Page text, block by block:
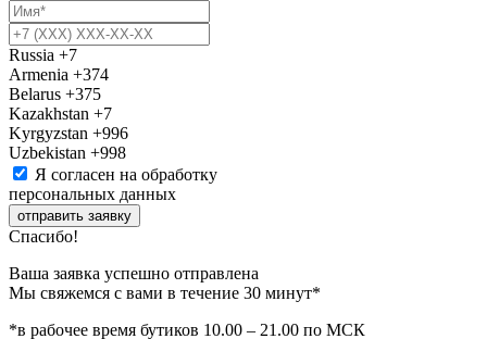
Russia +7
Armenia +374
Belarus +375
Kazakhstan +7
Kyrgyzstan +996
Uzbekistan +998
Я согласен на обработку
персональных данных
отправить заявку
Спасибо!
Ваша заявка успешно отправлена
Мы свяжемся с вами в течение 30 минут*
*в рабочее время бутиков 10.00 – 21.00 по МСК